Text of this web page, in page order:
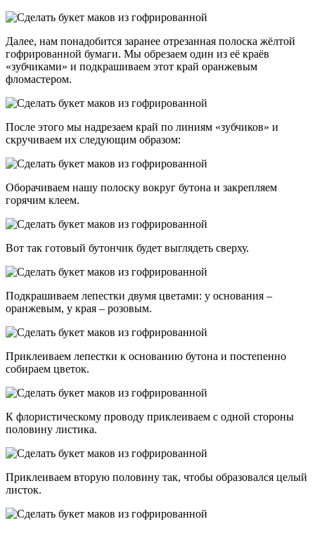
Далее, нам понадобится заранее отрезанная полоска жёлтой
гофрированной бумаги. Мы обрезаем один из её краёв
«зубчиками» и подкрашиваем этот край оранжевым
фломастером.
После этого мы надрезаем край по линиям «зубчиков» и
скручиваем их следующим образом:
Оборачиваем нашу полоску вокруг бутона и закрепляем
горячим клеем.
Вот так готовый бутончик будет выглядеть сверху.
Подкрашиваем лепестки двумя цветами: у основания –
оранжевым, у края – розовым.
Приклеиваем лепестки к основанию бутона и постепенно
собираем цветок.
К флористическому проводу приклеиваем с одной стороны
половину листика.
Приклеиваем вторую половину так, чтобы образовался целый
листок.